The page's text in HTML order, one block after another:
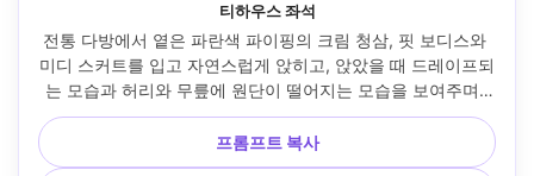
티하우스 좌석
전통 다방에서 옅은 파란색 파이핑의 크림 청삼, 핏 보디스와
미디 스커트를 입고 자연스럽게 앉히고, 앉았을 때 드레이프되
는 모습과 허리와 무릎에 원단이 떨어지는 모습을 보여주며,
플랫과 작은 핸드백과 짝을 이루고, 따뜻한 랜턴 조명, 85mm
렌즈, 3/4 프레임, 편집 리얼리즘, 내 얼굴을 그대로 유지하세
요 --ar 4:5
프롬프트 복사